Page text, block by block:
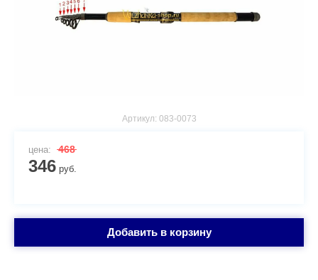
Артикул: 083-0073
цена: 468
346 руб.
Добавить в корзину